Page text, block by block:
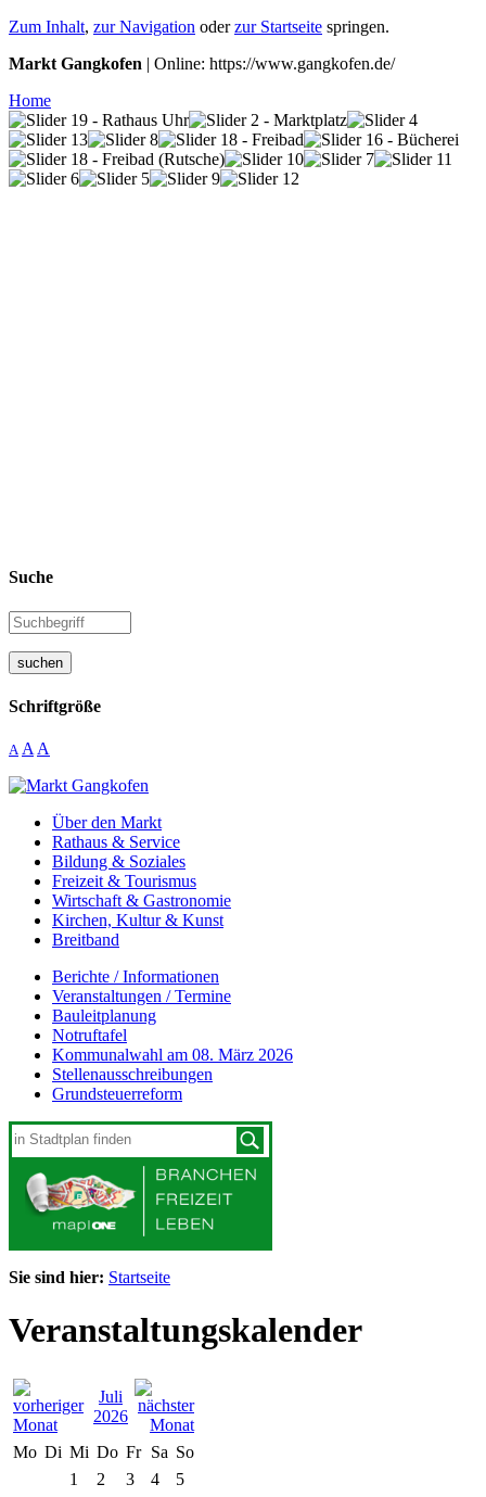
Zum Inhalt, zur Navigation oderzur Startseite springen.
Markt Gangkofen | Online: https://www.gangkofen.de/
Home
Suche
suchen
Schriftgröße
A A A
Über den Markt
Rathaus & Service
Bildung & Soziales
Freizeit & Tourismus
Wirtschaft & Gastronomie
Kirchen, Kultur & Kunst
Breitband
Berichte / Informationen
Veranstaltungen / Termine
Bauleitplanung
Notruftafel
Kommunalwahl am 08. März 2026
Stellenausschreibungen
Grundsteuerreform
Sie sind hier: Startseite
Veranstaltungskalender
Juli
2026
Mo Di Mi Do Fr Sa So
1
2 3 4
5